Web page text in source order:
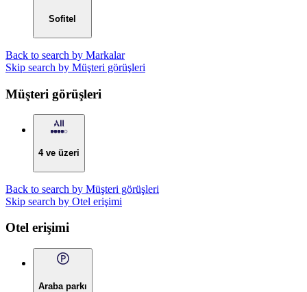
Sofitel
Back to search by Markalar
Skip search by Müşteri görüşleri
Müşteri görüşleri
4 ve üzeri
Back to search by Müşteri görüşleri
Skip search by Otel erişimi
Otel erişimi
Araba parkı